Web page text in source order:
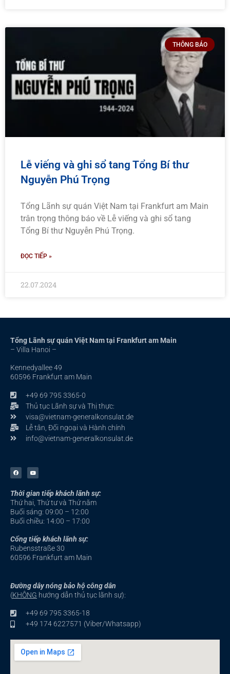
THÔNG BÁO
Lễ viếng và ghi sổ tang Tổng Bí thư
Nguyễn Phú Trọng
Tổng Lãnh sự quán Việt Nam tại Frankfurt am Main
trân trọng thông báo về Lễ viếng và ghi sổ tang
Tổng Bí thư Nguyễn Phú Trọng.
ĐỌC TIẾP »
22.07.2024
Tổng Lãnh sự quán Việt Nam tại Frankfurt am Main
– Villa Hanoi –
Kennedyallee 49
60596 Frankfurt am Main
+49 69 795 3365-0
Thủ tục Lãnh sự và Thị thực:
visa@vietnam-generalkonsulat.de
Lễ tân, Đối ngoại và Hành chính
info@vietnam-generalkonsulat.de
F
a
c
b
o
o
k
-
f
Y
o
u
u
b
e
Thời gian tiếp khách lãnh sự:
Thứ hai, Thứ tư và Thứ năm
Buổi sáng: 09:00 – 12:00
Buổi chiều: 14:00 – 17:00
Cổng tiếp khách lãnh sự:
Rubensstraße 30
60596 Frankfurt am Main
Đường dây nóng bảo hộ công dân
(KHÔNG hướng dẫn thủ tục lãnh sự):
+49 69 795 3365-18
+49 174 6227571 (Viber/Whatsapp)